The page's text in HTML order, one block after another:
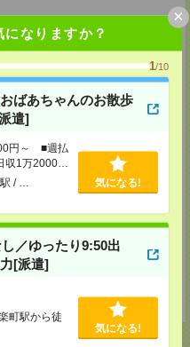
なりますか？
1/10
ばあちゃんのお散歩
遣]
円～ ■週払
1万2000円
/ … 気になる!
／ゆったり9:50出
[派遣]
町駅から徒
気になる!
×
15階